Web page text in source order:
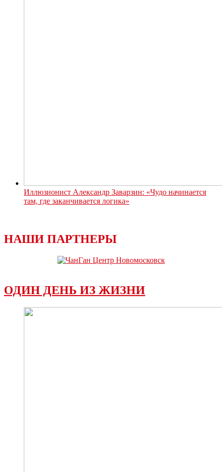
Иллюзионист Александр Заварзин: «Чудо начинается
там, где заканчивается логика»
НАШИ ПАРТНЕРЫ
ОДИН ДЕНЬ ИЗ ЖИЗНИ